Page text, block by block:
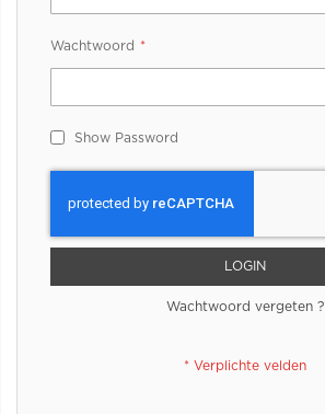
Wachtwoord
Show Password
LOGIN
Wachtwoord vergeten ?